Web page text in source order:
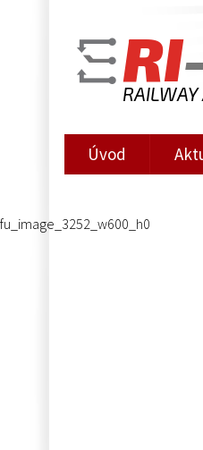
RI
Úvod
fu_image_3252_w600_h0